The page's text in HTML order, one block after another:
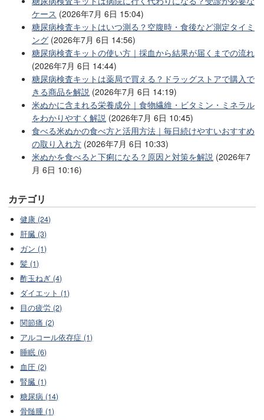
ケース (2026年7月 6日 15:04)
糖尿病検査キットはいつ測る？空腹時・食後など測定タイミ
ング (2026年7月 6日 14:56)
糖尿病検査キットの使い方｜採血から結果が届くまでの流れ
(2026年7月 6日 14:44)
糖尿病検査キットは薬局で買える？ドラッグストアで購入で
きる商品を解説 (2026年7月 6日 14:19)
米ぬかに含まれる栄養成分｜食物繊維・ビタミン・ミネラル
をわかりやすく解説 (2026年7月 6日 10:45)
食べる米ぬかの食べ方と活用方法｜毎日続けやすいおすすめ
の取り入れ方 (2026年7月 6日 10:33)
米ぬかを食べると下痢になる？原因と対策を解説 (2026年7
月 6日 10:16)
カテゴリ
健康 (24)
肝臓 (3)
ガン (1)
髪 (1)
酢玉ねぎ (4)
ダイエット (1)
目の疲労 (2)
関節痛 (2)
アルコール依存症 (1)
睡眠 (6)
血圧 (2)
腎臓 (1)
糖尿病 (14)
骨髄腫 (1)